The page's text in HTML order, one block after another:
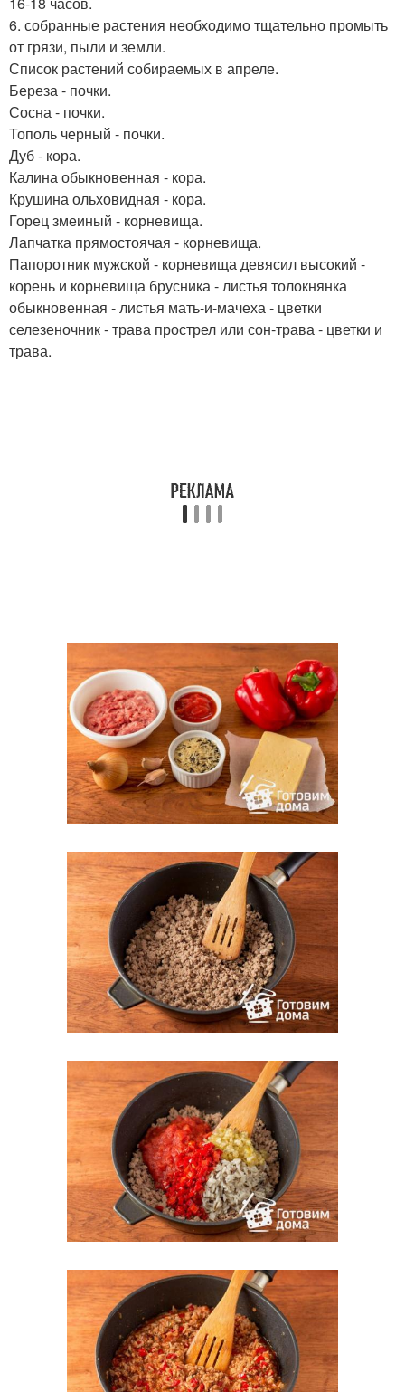
6. собранные растения необходимо тщательно промыть
от грязи, пыли и земли.
Список растений собираемых в апреле.
Береза - почки.
Сосна - почки.
Тополь черный - почки.
Дуб - кора.
Калина обыкновенная - кора.
Крушина ольховидная - кора.
Горец змеиный - корневища.
Лапчатка прямостоячая - корневища.
Папоротник мужской - корневища девясил высокий -
корень и корневища брусника - листья толокнянка
обыкновенная - листья мать-и-мачеха - цветки
селезеночник - трава прострел или сон-трава - цветки и
трава.